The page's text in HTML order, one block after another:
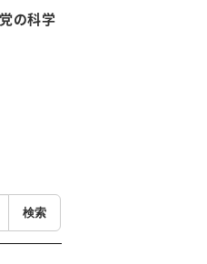
の科学
検索